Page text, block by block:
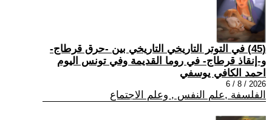
(45) في التوتر التاريخي التاريخي بين -حرق قرطاج-
و-إنقاذ قرطاج- في روما القديمة وفي تونس اليوم
احمد الكافي يوسفي
2026 / 8 / 6
الفلسفة ,علم النفس , وعلم الاجتماع